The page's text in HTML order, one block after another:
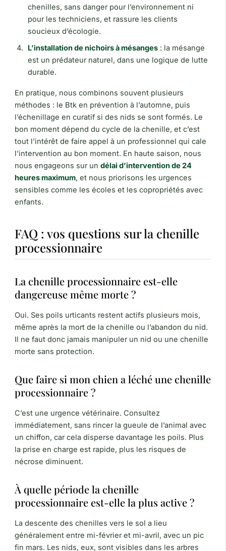
chenilles, sans danger pour l’environnement ni
pour les techniciens, et rassure les clients
soucieux d’écologie.
L’installation de nichoirs à mésanges: la mésange
est un prédateur naturel, dans une logique de lutte
durable.
En pratique, nous combinons souvent plusieurs
méthodes : le Btk en prévention à l’automne, puis
l’échenillage en curatif si des nids se sont formés. Le
bon moment dépend du cycle de la chenille, et c’est
tout l’intérêt de faire appel à un professionnel qui cale
l’intervention au bon moment. En haute saison, nous
nous engageons sur un délai d’intervention de 24
heures maximum, et nous priorisons les urgences
sensibles comme les écoles et les copropriétés avec
enfants.
FAQ : vos questions sur la chenille
processionnaire
La chenille processionnaire est-elle
dangereuse même morte ?
Oui. Ses poils urticants restent actifs plusieurs mois,
même après la mort de la chenille ou l’abandon du nid.
Il ne faut donc jamais manipuler un nid ou une chenille
morte sans protection.
Que faire si mon chien a léché une chenille
processionnaire ?
C’est une urgence vétérinaire. Consultez
immédiatement, sans rincer la gueule de l’animal avec
un chiffon, car cela disperse davantage les poils. Plus
la prise en charge est rapide, plus les risques de
nécrose diminuent.
À quelle période la chenille
processionnaire est-elle la plus active ?
La descente des chenilles vers le sol a lieu
généralement entre mi-février et mi-avril, avec un pic
fin mars. Les nids, eux, sont visibles dans les arbres